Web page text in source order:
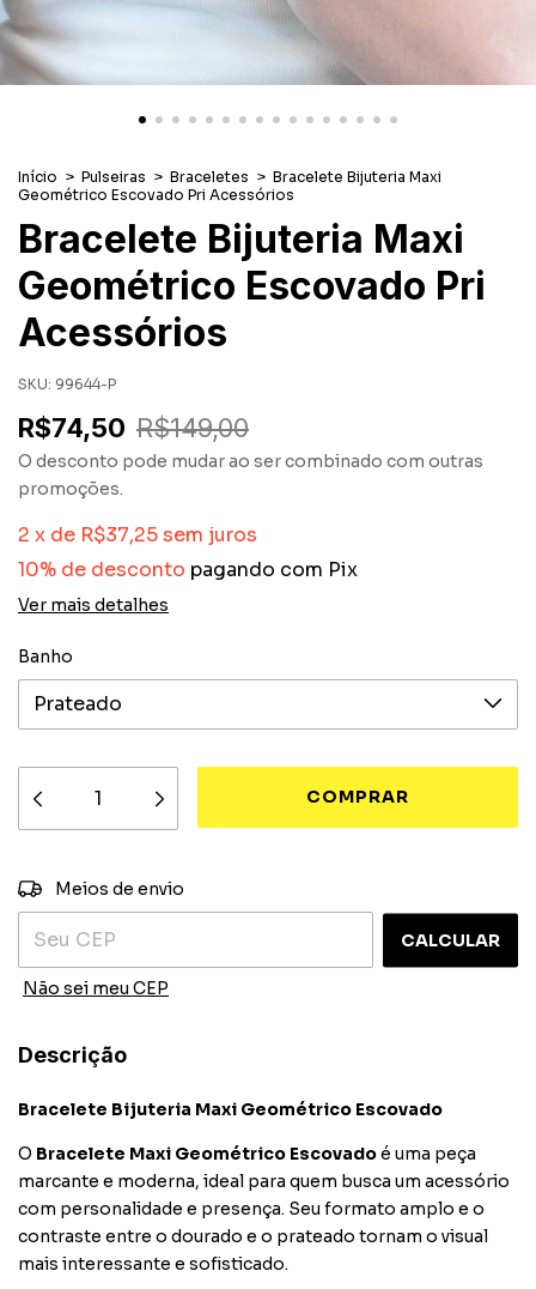
Início > Pulseiras > Braceletes > Bracelete Bijuteria Maxi
Geométrico Escovado Pri Acessórios
Bracelete Bijuteria Maxi
Geométrico Escovado Pri
Acessórios
SKU: 99644-P
R$74,50 R$149,00
O desconto pode mudar ao ser combinado com outras
promoções.
2 x de R$37,25sem juros
10% de desconto pagando com Pix
Ver mais detalhes
Banho
Entregas para o CEP:
Meios de envio
CALCULAR
Não sei meu CEP
Descrição
Bracelete Bijuteria Maxi Geométrico Escovado
O Bracelete Maxi Geométrico Escovadoé uma peça
marcante e moderna, ideal para quem busca um acessório
com personalidade e presença. Seu formato amplo e o
contraste entre o dourado e o prateado tornam o visual
mais interessante e sofisticado.